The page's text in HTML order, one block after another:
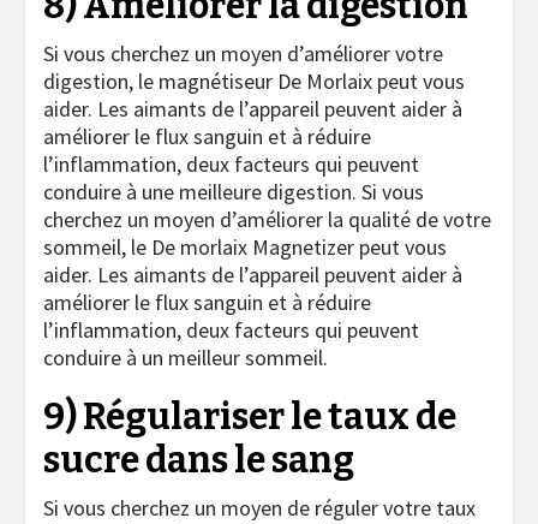
Si vous cherchez un moyen d’améliorer votre
digestion, le magnétiseur De Morlaix peut vous
aider. Les aimants de l’appareil peuvent aider à
améliorer le flux sanguin et à réduire
l’inflammation, deux facteurs qui peuvent
conduire à une meilleure digestion. Si vous
cherchez un moyen d’améliorer la qualité de votre
sommeil, le De morlaix Magnetizer peut vous
aider. Les aimants de l’appareil peuvent aider à
améliorer le flux sanguin et à réduire
l’inflammation, deux facteurs qui peuvent
conduire à un meilleur sommeil.
9) Régulariser le taux de
sucre dans le sang
Si vous cherchez un moyen de réguler votre taux